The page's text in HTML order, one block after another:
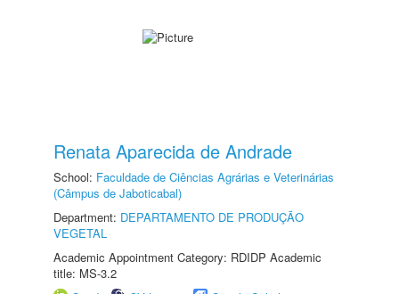
Renata Aparecida de Andrade
School: Faculdade de Ciências Agrárias e Veterinárias
(Câmpus de Jaboticabal)
Department: DEPARTAMENTO DE PRODUÇÃO
VEGETAL
Academic Appointment Category: RDIDP Academic
title: MS-3.2